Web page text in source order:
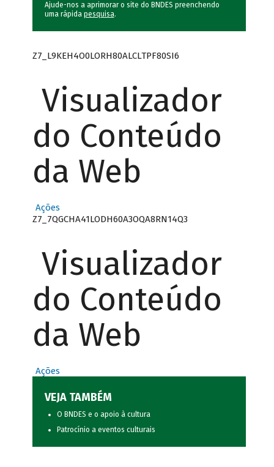
Ajude-nos a aprimorar o site do BNDES preenchendo
uma rápida pesquisa.
Z7_L9KEH4O0LORH80ALCLTPF80SI6
Visualizador
do Conteúdo
da Web
Ações
Z7_7QGCHA41LODH60A3OQA8RN14Q3
Visualizador
do Conteúdo
da Web
Ações
VEJA TAMBÉM
O BNDES e o apoio à cultura
Patrocínio a eventos culturais